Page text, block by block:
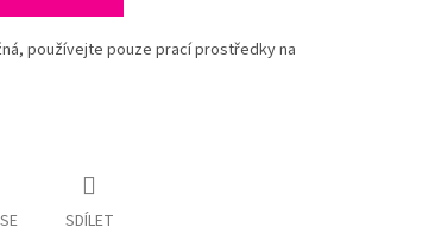
používejte pouze prací prostředky na
SDÍLET